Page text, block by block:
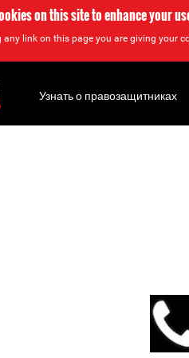
on this site to enhance your
any link on this page you are giving your
Узнать о правозащитниках